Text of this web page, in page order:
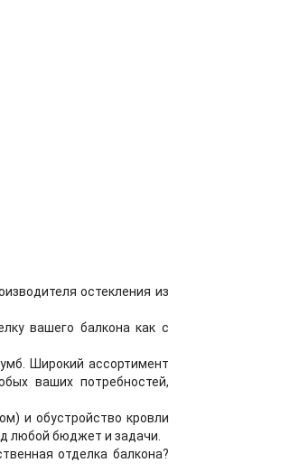
остекления из
вашего балкона как с
Широкий ассортимент
ваших потребностей,
и обустройство кровли
любой бюджет и задачи.
отделка балкона?